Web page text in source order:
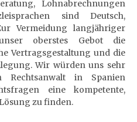
Lohnabrechnungen
sind Deutsch,
Vermeidung langjähriger
oberstes Gebot die
Vertragsgestaltung und die
Wir würden uns sehr
in Spanien
eine kompetente,
zu finden.